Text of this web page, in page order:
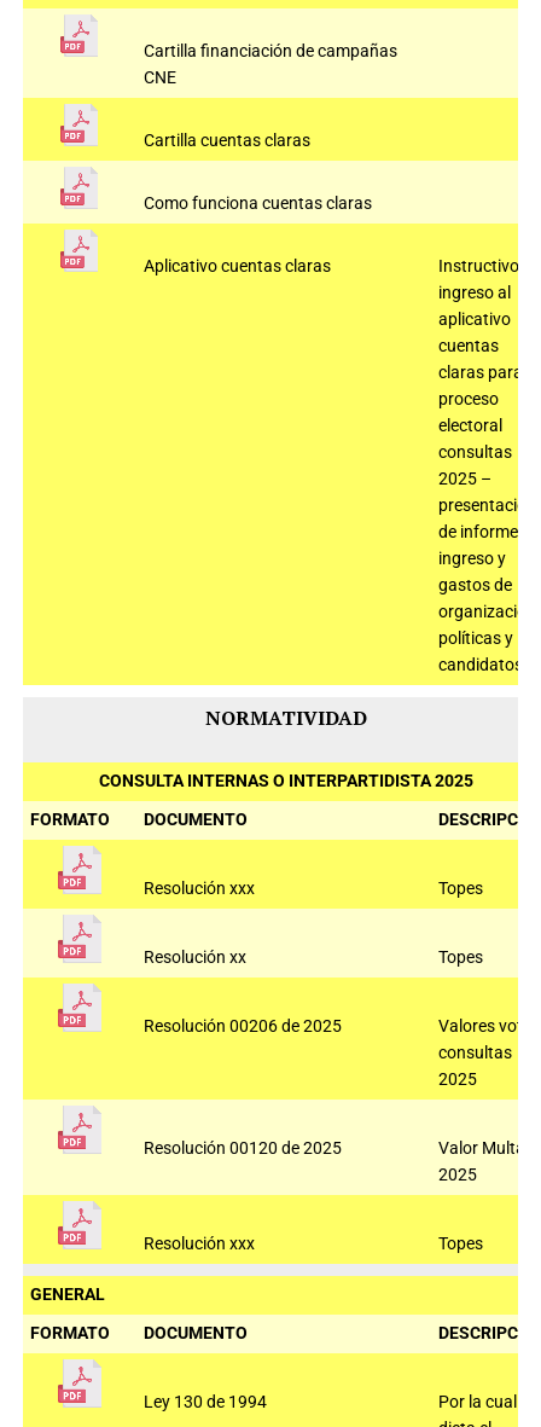
Cartilla financiación de campañas
CNE
Cartilla cuentas claras
Como funciona cuentas claras
Aplicativo cuentas claras
Instructivo
ingreso al
aplicativo
cuentas
claras para el
proceso
electoral
consultas
2025 –
presentación
de informe de
ingreso y
gastos de
políticas y
candidatos
NORMATIVIDAD
CONSULTA INTERNAS O INTERPARTIDISTA 2025
FORMATO
DOCUMENTO
Resolución xxx Topes
Resolución xx Topes
Resolución 00206 de 2025
Valores votos
consultas
2025
Resolución 00120 de 2025
Valor Multas
2025
Resolución xxx Topes
GENERAL
FORMATO
DOCUMENTO
Ley 130 de 1994
Por la cual se